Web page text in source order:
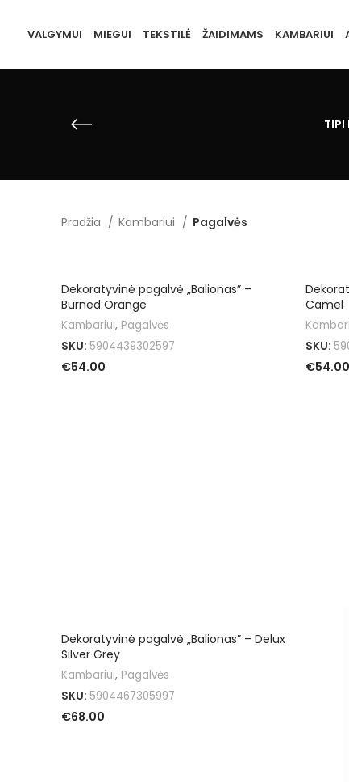
VALGYMUI MIEGUI TEKSTILĖ ŽAIDIMAMS KAMBARIUI
TIPI
Pradžia Kambariui Pagalvės
Dekoratyvinė pagalvė „Balionas” –
Burned Orange
Kambariui, Pagalvės
SKU: 5904439302597
€54.00
Camel
SKU:
€54.00
Dekoratyvinė pagalvė „Balionas” – Delux
Silver Grey
Kambariui, Pagalvės
SKU: 5904467305997
€68.00